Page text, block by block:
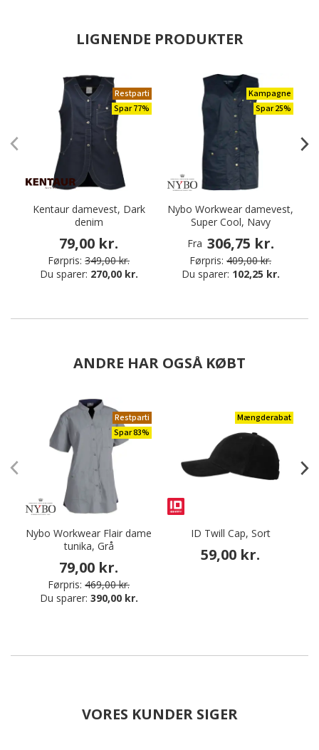
LIGNENDE PRODUKTER
Restparti
Spar 77%
Kentaur damevest, Dark
denim
79,00 kr.
Førpris: 349,00 kr.
Du sparer: 270,00 kr.
Kampagne
Spar 25%
Nybo Workwear damevest,
Super Cool, Navy
Fra 306,75 kr.
Førpris: 409,00 kr.
Du sparer: 102,25 kr.
ANDRE HAR OGSÅ KØBT
Restparti
Spar 83%
Nybo Workwear Flair dame
tunika, Grå
79,00 kr.
Førpris: 469,00 kr.
Du sparer: 390,00 kr.
Mængderabat
ID Twill Cap, Sort
59,00 kr.
VORES KUNDER SIGER